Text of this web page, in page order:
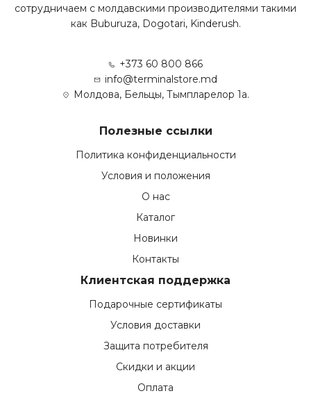
сотрудничаем с молдавскими производителями такими
как Buburuza, Dogotari, Kinderush.
+373 60 800 866
info@terminalstore.md
Молдова, Бельцы, Тымпларелор 1а.
Полезные ссылки
Политика конфиденциальности
Условия и положения
О нас
Каталог
Новинки
Контакты
Клиентская поддержка
Подарочные сертификаты
Условия доставки
Защита потребителя
Скидки и акции
Оплата